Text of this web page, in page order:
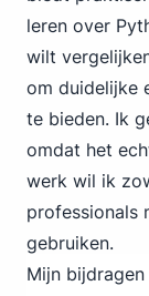
leren over
wilt
om duidelijke
te bieden. Ik
omdat het
werk wil ik
professionals
gebruiken.
Mijn bijdragen